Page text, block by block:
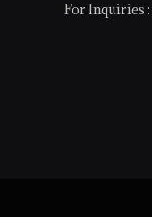
For Inquiries :